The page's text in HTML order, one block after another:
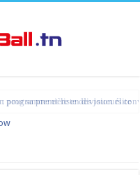
pour sa première en division élite